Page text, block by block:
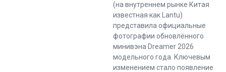
(на внутреннем рынке Китая
известная как Lantu)
представила официальные
фотографии обновлённого
минивэна Dreamer 2026
модельного года. Ключевым
изменением стало появление